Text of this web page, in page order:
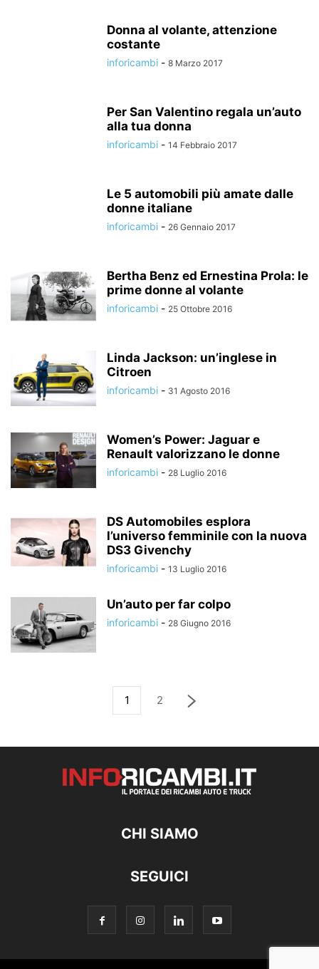
Donna al volante, attenzione
costante
inforicambi - 8 Marzo 2017
Per San Valentino regala un’auto
alla tua donna
inforicambi - 14 Febbraio 2017
Le 5 automobili più amate dalle
donne italiane
inforicambi - 26 Gennaio 2017
Bertha Benz ed Ernestina Prola: le
prime donne al volante
inforicambi - 25 Ottobre 2016
Linda Jackson: un’inglese in
Citroen
inforicambi - 31 Agosto 2016
Women’s Power: Jaguar e
Renault valorizzano le donne
inforicambi - 28 Luglio 2016
DS Automobiles esplora
l’universo femminile con la nuova
DS3 Givenchy
inforicambi - 13 Luglio 2016
Un’auto per far colpo
inforicambi - 28 Giugno 2016
1 2
CHI SIAMO
SEGUICI